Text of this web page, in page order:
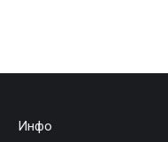
Инфо